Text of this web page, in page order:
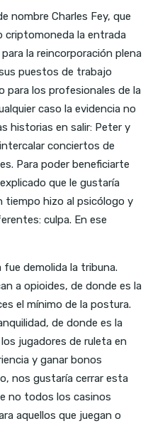
nombre Charles Fey, que
criptomoneda la entrada
la reincorporación plena
puestos de trabajo
los profesionales de la
caso la evidencia no
historias en salir: Peter y
conciertos de
Para poder beneficiarte
que le gustaría
tiempo hizo al psicólogo y
culpa. En ese
demolida la tribuna.
a opioides, de donde es la
el mínimo de la postura.
de donde es la
jugadores de ruleta en
y ganar bonos
nos gustaría cerrar esta
no todos los casinos
aquellos que juegan o